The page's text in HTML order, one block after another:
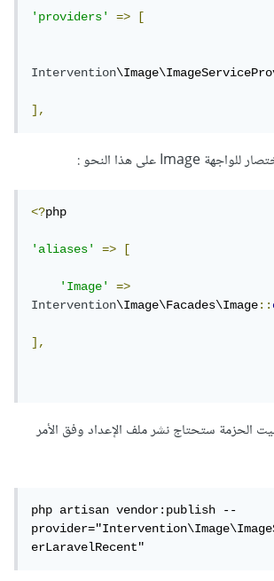
'providers' => [
Intervention
],
<?php
'aliases' => [
'Image'
=>
Intervention\Image\Facades\Image
],
الحزمة ستحتاج نشر ملف الإعداد وفق الأمر
php artisan vendor:publish --
erLaravelRecent"